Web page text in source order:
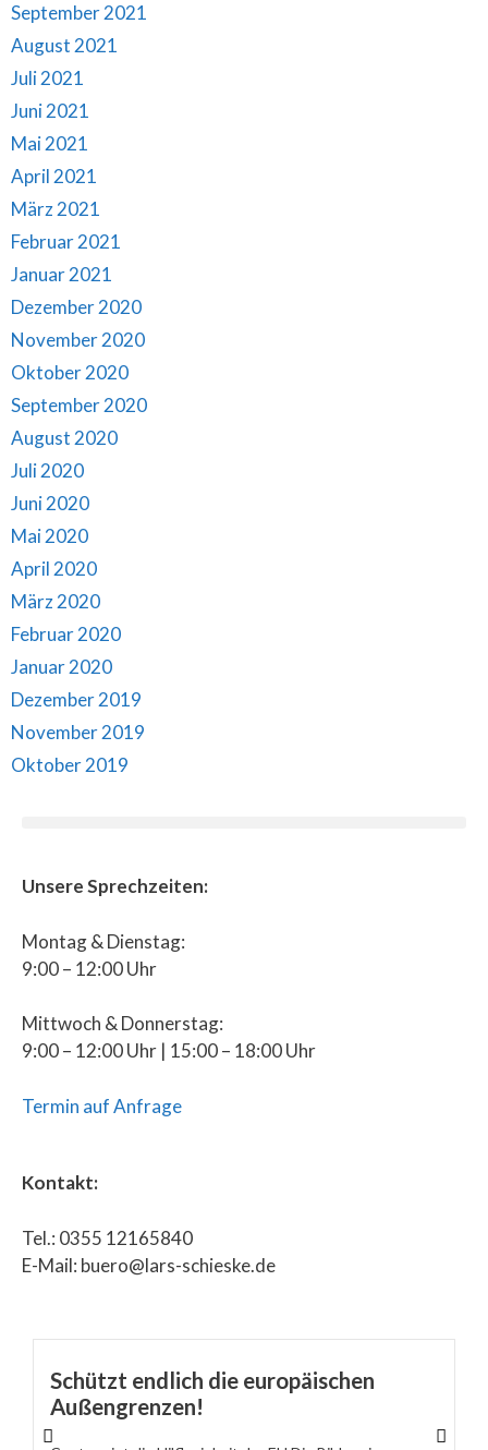
September 2021
August 2021
Juli 2021
Juni 2021
Mai 2021
April 2021
März 2021
Februar 2021
Januar 2021
Dezember 2020
November 2020
Oktober 2020
September 2020
August 2020
Juli 2020
Juni 2020
Mai 2020
April 2020
März 2020
Februar 2020
Januar 2020
Dezember 2019
November 2019
Oktober 2019
Unsere Sprechzeiten:
Montag & Dienstag:
9:00 – 12:00 Uhr
Mittwoch & Donnerstag:
9:00 – 12:00 Uhr | 15:00 – 18:00 Uhr
Termin auf Anfrage
Kontakt:
Tel.: 0355 12165840
E-Mail: buero@lars-schieske.de
Schützt endlich die europäischen
Außengrenzen!